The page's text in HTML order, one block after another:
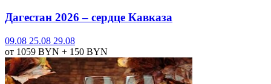
Дагестан 2026 – сердце Кавказа
09.08 25.08 29.08
от 1059 BYN + 150 BYN